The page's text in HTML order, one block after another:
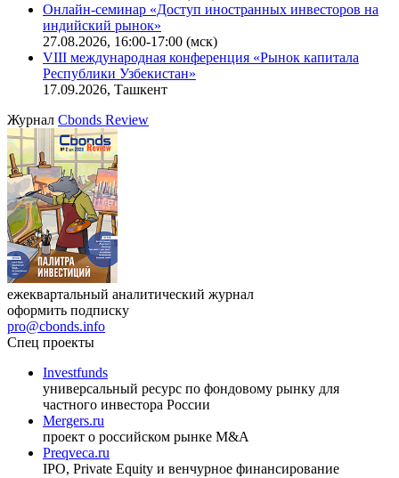
Онлайн-семинар «Доступ иностранных инвесторов на
индийский рынок»
27.08.2026, 16:00-17:00 (мск)
VIII международная конференция «Рынок капитала
Республики Узбекистан»
17.09.2026, Ташкент
Журнал Cbonds Review
ежеквартальный аналитический журнал
оформить подписку
pro@cbonds.info
Спец проекты
Investfunds
универсальный ресурс по фондовому рынку для
частного инвестора России
Mergers.ru
проект о российском рынке M&A
Preqveca.ru
IPO, Private Equity и венчурное финансирование